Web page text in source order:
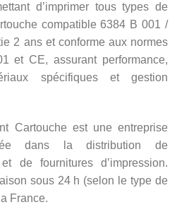
d’imprimer tous types de
compatible 6384 B 001 /
2 ans et conforme aux normes
et CE, assurant performance,
spécifiques et gestion
Cartouche est une entreprise
dans la distribution de
de fournitures d’impression.
sous 24 h (selon le type de
France.